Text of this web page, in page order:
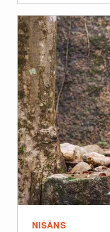
NIŠĀNS